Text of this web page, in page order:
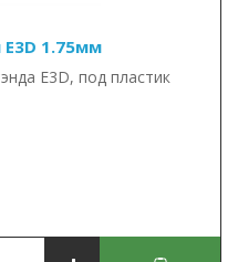
1.75мм
E3D, под пластик